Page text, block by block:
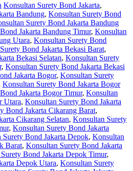
Konsultan Surety Bond Jakarta,
Bandung, Konsultan Surety Bond
Surety Bond Jakarta Bandung
Jakarta Bandung Timur, Konsultan
Utara, Konsultan Surety Bond
Bond Jakarta Bekasi Barat,
Bekasi Selatan, Konsultan Surety
, Konsultan Surety Bond Jakarta Bekasi
Jakarta Bogor, Konsultan Surety
Konsultan Surety Bond Jakarta Bogor
Jakarta Bogor Timur, Konsultan
Utara, Konsultan Surety Bond Jakarta
Bond Jakarta Cikarang Barat,
Cikarang Selatan, Konsultan Surety
, Konsultan Surety Bond Jakarta
Surety Bond Jakarta Depok, Konsultan
Barat, Konsultan Surety Bond Jakarta
Bond Jakarta Depok Timur,
Depok Utara, Konsultan Surety